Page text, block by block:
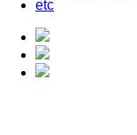
etc